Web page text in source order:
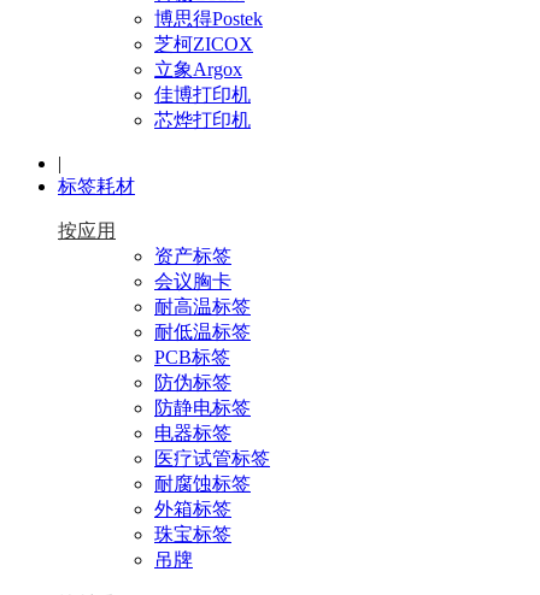
博思得Postek
芝柯ZICOX
立象Argox
佳博打印机
芯烨打印机
|
标签耗材
按应用
资产标签
会议胸卡
耐高温标签
耐低温标签
PCB标签
防伪标签
防静电标签
电器标签
医疗试管标签
耐腐蚀标签
外箱标签
珠宝标签
吊牌